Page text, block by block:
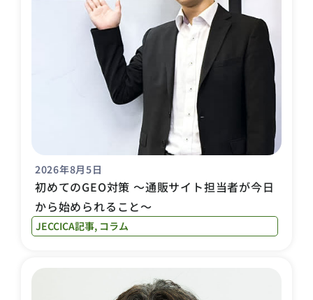
2026年8月5日
初めてのGEO対策 〜通販サイト担当者が今日
から始められること〜
JECCICA記事, コラム